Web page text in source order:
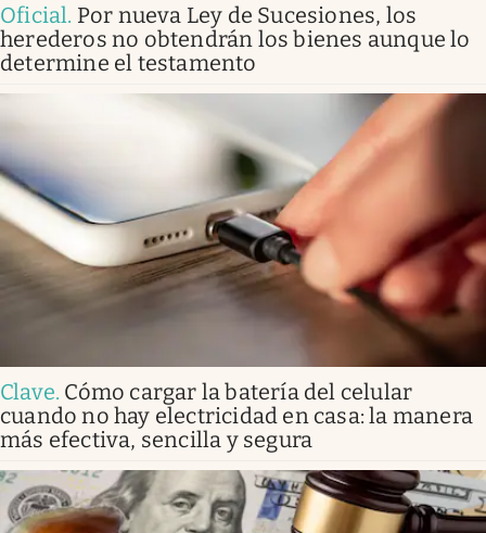
Oficial. Por nueva Ley de Sucesiones, los
herederos no obtendrán los bienes aunque lo
determine el testamento
Clave. Cómo cargar la batería del celular
cuando no hay electricidad en casa: la manera
más efectiva, sencilla y segura